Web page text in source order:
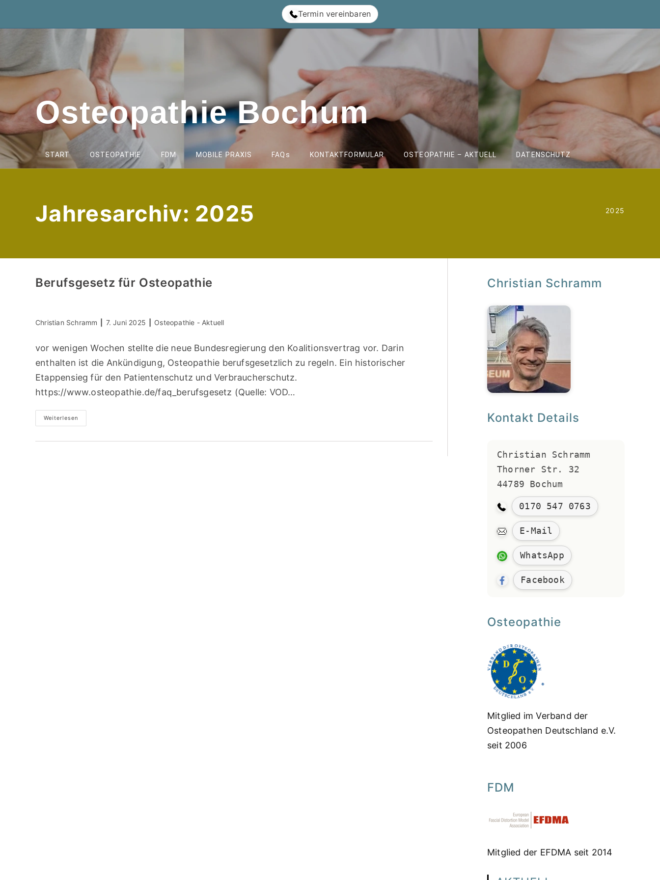
Termin vereinbaren
Osteopathie Bochum
START OSTEOPATHIE FDM MOBILE PRAXIS FAQs KONTAKTFORMULAR OSTEOPATHIE – AKTUELL DATENSCHUTZ
Jahresarchiv: 2025 2025
Berufsgesetz für Osteopathie
Beitrags-
Christian Schramm
Beitrag
7. Juni 2025
Beitrags-
Osteopathie - Aktuell
vor wenigen Wochen stellte die neue Bundesregierung den Koalitionsvertrag vor. Darin
enthalten ist die Ankündigung, Osteopathie berufsgesetzlich zu regeln. Ein historischer
Etappensieg für den Patientenschutz und Verbraucherschutz.
https://www.osteopathie.de/faq_berufsgesetz (Quelle: VOD…
Weiterlesen
Für
Christian Schramm
Kontakt Details
Christian Schramm
Thorner Str. 32
44789 Bochum
0170 547 0763
E-Mail
WhatsApp
Facebook
Osteopathie
Mitglied im Verband der
Osteopathen Deutschland e.V.
seit 2006
FDM
Mitglied der EFDMA seit 2014